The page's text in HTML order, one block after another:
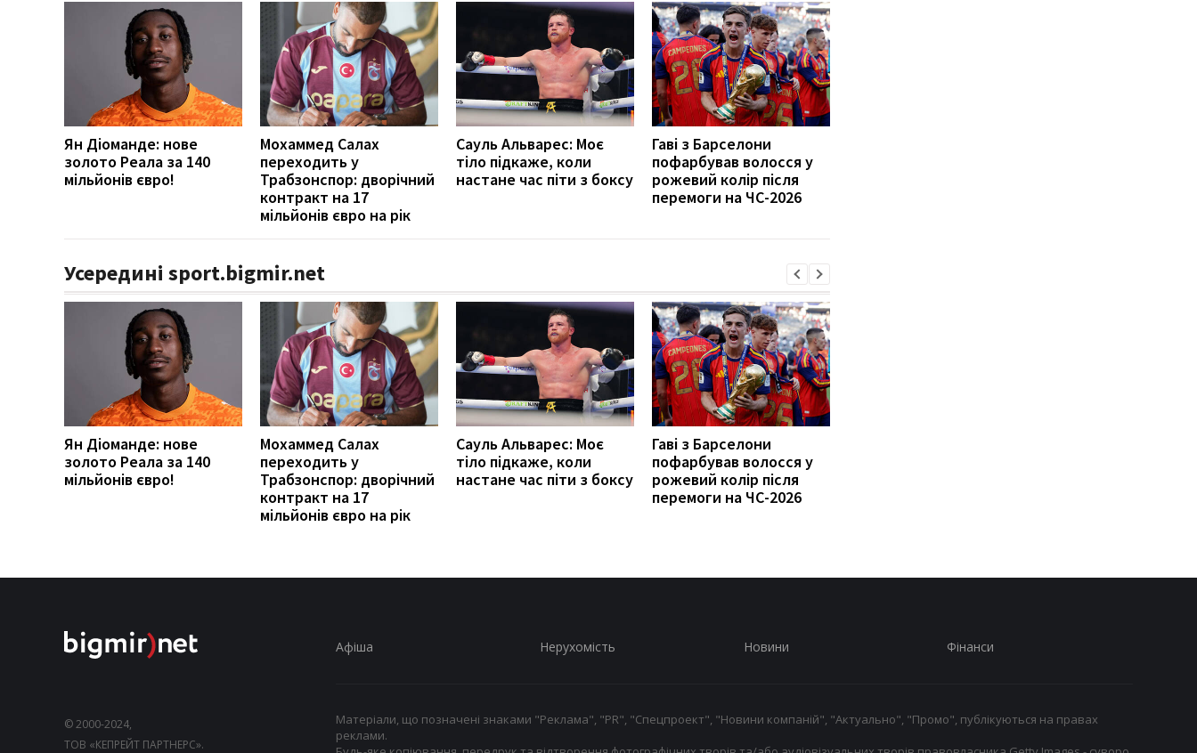
Ян Діоманде: нове
золото Реала за 140
мільйонів євро!
Мохаммед Салах
переходить у
Трабзонспор: дворічний
контракт на 17
мільйонів євро на рік
Сауль Альварес: Моє
тіло підкаже, коли
настане час піти з боксу
Гаві з Барселони
пофарбував волосся у
рожевий колір після
перемоги на ЧС-2026
Усередині sport.bigmir.net
Ян Діоманде: нове
золото Реала за 140
мільйонів євро!
Мохаммед Салах
переходить у
Трабзонспор: дворічний
контракт на 17
мільйонів євро на рік
Сауль Альварес: Моє
тіло підкаже, коли
настане час піти з боксу
Гаві з Барселони
пофарбував волосся у
рожевий колір після
перемоги на ЧС-2026
© 2000-2024,
ТОВ «КЕПРЕЙТ ПАРТНЕРС».
Афіша Нерухомість Новини Фінанси
Матеріали, що позначені знаками "Реклама", "PR", "Спецпроект", "Новини компаній", "Актуально", "Промо", публікуються на правах
реклами.